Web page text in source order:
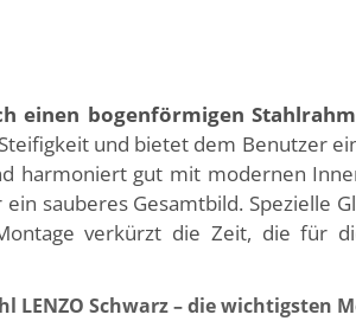
einen bogenförmigen
und bietet dem Benutzer
harmoniert gut mit modernen
sauberes Gesamtbild. Spezielle
verkürzt die Zeit, die für
LENZO Schwarz – die wichtigsten